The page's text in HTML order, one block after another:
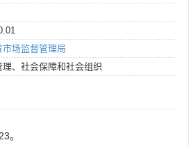
市场监督管理局
理、社会保障和社会组织
。